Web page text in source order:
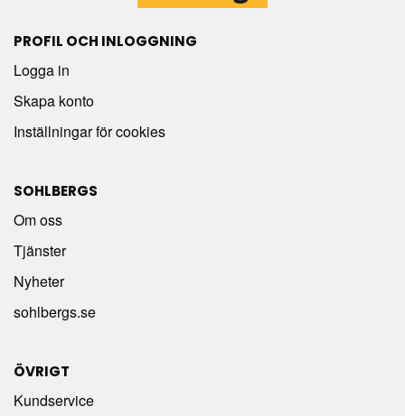
PROFIL OCH INLOGGNING
Logga in
Skapa konto
Inställningar för cookies
SOHLBERGS
Om oss
Tjänster
Nyheter
sohlbergs.se
ÖVRIGT
Kundservice